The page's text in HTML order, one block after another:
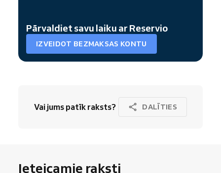
Pārvaldiet savu laiku ar Reservio
IZVEIDOT BEZMAKSAS KONTU
Vai jums patīk raksts? DALĪTIES
Ieteicamie raksti